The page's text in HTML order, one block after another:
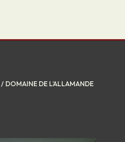
/ DOMAINE DE L’ALLAMANDE